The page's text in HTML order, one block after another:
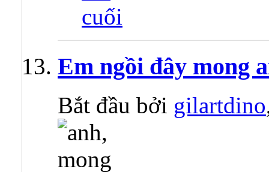
Em ngồi đây mong
Bắt đầu bởi gilartdino